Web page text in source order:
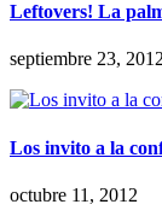
Leftovers! La
septiembre 23, 2012
Los invito a la
octubre 11, 2012